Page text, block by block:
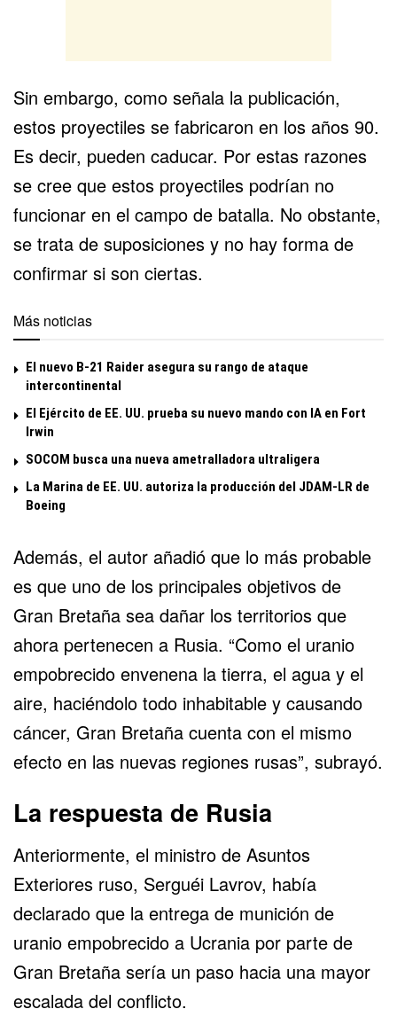
Sin embargo, como señala la publicación,
estos proyectiles se fabricaron en los años 90.
Es decir, pueden caducar. Por estas razones
se cree que estos proyectiles podrían no
funcionar en el campo de batalla. No obstante,
se trata de suposiciones y no hay forma de
confirmar si son ciertas.
Más noticias
El nuevo B-21 Raider asegura su rango de ataque
intercontinental
El Ejército de EE. UU. prueba su nuevo mando con IA en Fort
Irwin
SOCOM busca una nueva ametralladora ultraligera
La Marina de EE. UU. autoriza la producción del JDAM-LR de
Boeing
Además, el autor añadió que lo más probable
es que uno de los principales objetivos de
Gran Bretaña sea dañar los territorios que
ahora pertenecen a Rusia. “Como el uranio
empobrecido envenena la tierra, el agua y el
aire, haciéndolo todo inhabitable y causando
cáncer, Gran Bretaña cuenta con el mismo
efecto en las nuevas regiones rusas”, subrayó.
La respuesta de Rusia
Anteriormente, el ministro de Asuntos
Exteriores ruso, Serguéi Lavrov, había
declarado que la entrega de munición de
uranio empobrecido a Ucrania por parte de
Gran Bretaña sería un paso hacia una mayor
escalada del conflicto.